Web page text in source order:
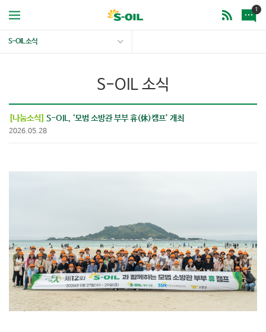
1
S-OIL 소식
S-OIL 소식
[나눔소식] S-OIL, ‘모범 소방관 부부 휴(休)캠프’ 개최
2026.05.28